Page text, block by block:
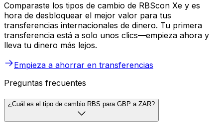
Comparaste los tipos de cambio de RBScon Xe y es
hora de desbloquear el mejor valor para tus
transferencias internacionales de dinero. Tu primera
transferencia está a solo unos clics—empieza ahora y
lleva tu dinero más lejos.
Empieza a ahorrar en transferencias
Preguntas frecuentes
¿Cuál es el tipo de cambio RBS para GBP a ZAR?